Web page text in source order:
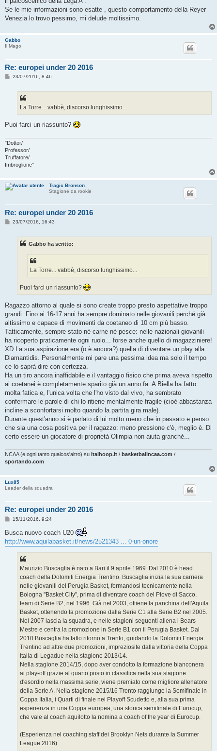
Se le mie informazioni sono esatte , questo comportamento della Reyer
Venezia lo trovo pessimo, mi delude moltissimo.
Gabbo
Il Mago
Re: europei under 20 2016
M
o
23/07/2016, 8:46
La Torre... vabbè, discorso lunghissimo...
Puoi farci un riassunto?
"Dottor/
Professor/
Truffatore/
Imbroglione"
Tragic Bronson
Stagione da rookie
Re: europei under 20 2016
M23/07/2016, 16:43
Gabbo ha scritto:
La Torre... vabbè, discorso lunghissimo...
Puoi farci un riassunto?
Ragazzo attorno al quale si sono create troppo presto aspettative troppo
grandi. Fino ai 16-17 anni ha sempre dominato nelle giovanili perché già
altissimo e capace di movimenti da coetaneo di 10 cm più basso.
Tatticamente, sempre stato né carne né pesce: nelle nazionali giovanili
ha ricoperto praticamente ogni ruolo... forse anche quello di magazziniere!
XD La sua aspirazione era (o è ancora?) quella di diventare un play alla
Diamantidis. Personalmente mi pare una pessima idea ma solo il tempo
ce lo saprà dire con certezza.
Ha un tiro ancora inaffidabile e il vantaggio fisico che prima aveva rispetto
ai coetanei è completamente sparito già un anno fa. A Biella ha fatto
molta fatica e, l'unica volta che l'ho visto dal vivo, ha sembrato
confermare le parole di chi lo ritiene mentalmente fragile (cioè abbastanza
incline a sconfortarsi molto quando la partita gira male).
Durante quest'anno si è parlato di lui molto meno che in passato e penso
che sia una cosa positiva per il ragazzo: meno pressione c'è, meglio è. Di
certo essere un giocatore di proprietà Olimpia non aiuta granché...
NCAA (e ogni tanto qualcos'altro) su italhoop.it / basketballncaa.com /
sportando.com
Lux85
Leader della squadra
Re: europei under 20 2016
M
s
a
g
15/11/2016, 9:24
Busca nuovo coach U20
http://www.aquilabasket.it/news/2521343 ... 0-un-onore
Maurizio Buscaglia è nato a Bari il 9 aprile 1969. Dal 2010 è head
coach della Dolomiti Energia Trentino. Buscaglia inizia la sua carriera
nelle giovanili del Perugia Basket, formandosi tecnicamente nella
Bologna "Basket City", prima di diventare coach del Piove di Sacco,
team di Serie B2, nel 1996. Già nel 2003, ottiene la panchina dell'Aquila
Basket, ottenendo la promozione dalla Serie C1 alla Serie B2 nel 2005.
Nel 2007 lascia la squadra, e nelle stagioni seguenti allena i Bears
Mestre e centra la promozione in Serie B1 con il Perugia Basket. Dal
2010 Buscaglia ha fatto ritorno a Trento, guidando la Dolomiti Energia
Trentino ad altre due promozioni, impreziosite dalla vittoria della Coppa
Italia di Legadue nella stagione 2013/14.
Nella stagione 2014/15, dopo aver condotto la formazione bianconera
ai play-off grazie al quarto posto in classifica nella sua stagione
d'esordio nella massima serie, viene premiato come migliore allenatore
della Serie A. Nella stagione 2015/16 Trento raggiunge la Semifinale in
Coppa Italia, i Quarti di finale nei Playoff Scudetto e, alla sua prima
esperienza in una Coppa europea, una storica semifinale di Eurocup,
che vale al coach aquilotto la nomina a coach of the year di Eurocup.
(Esperienza nel coaching staff dei Brooklyn Nets durante la Summer
League 2016)